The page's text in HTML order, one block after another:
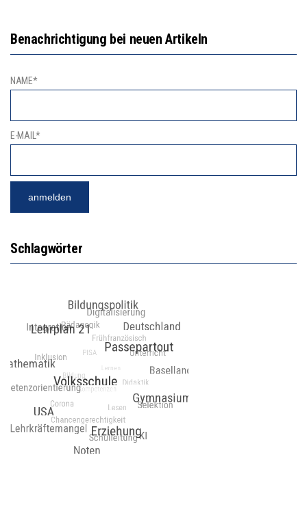
Benachrichtigung bei neuen Artikeln
NAME*
E-MAIL*
Schlagwörter